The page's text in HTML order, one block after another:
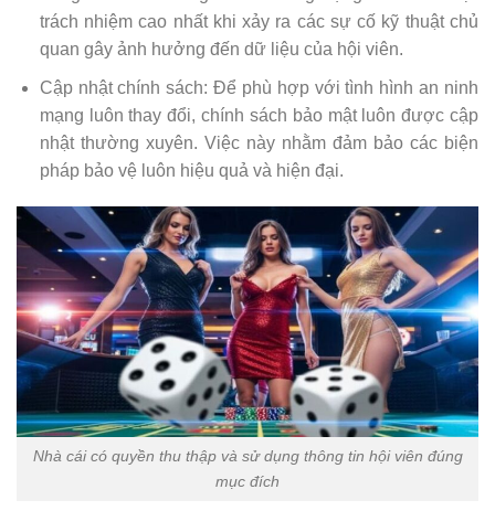
trách nhiệm cao nhất khi xảy ra các sự cố kỹ thuật chủ
quan gây ảnh hưởng đến dữ liệu của hội viên.
Cập nhật chính sách: Để phù hợp với tình hình an ninh
mạng luôn thay đổi, chính sách bảo mật luôn được cập
nhật thường xuyên. Việc này nhằm đảm bảo các biện
pháp bảo vệ luôn hiệu quả và hiện đại.
Nhà cái có quyền thu thập và sử dụng thông tin hội viên đúng
mục đích